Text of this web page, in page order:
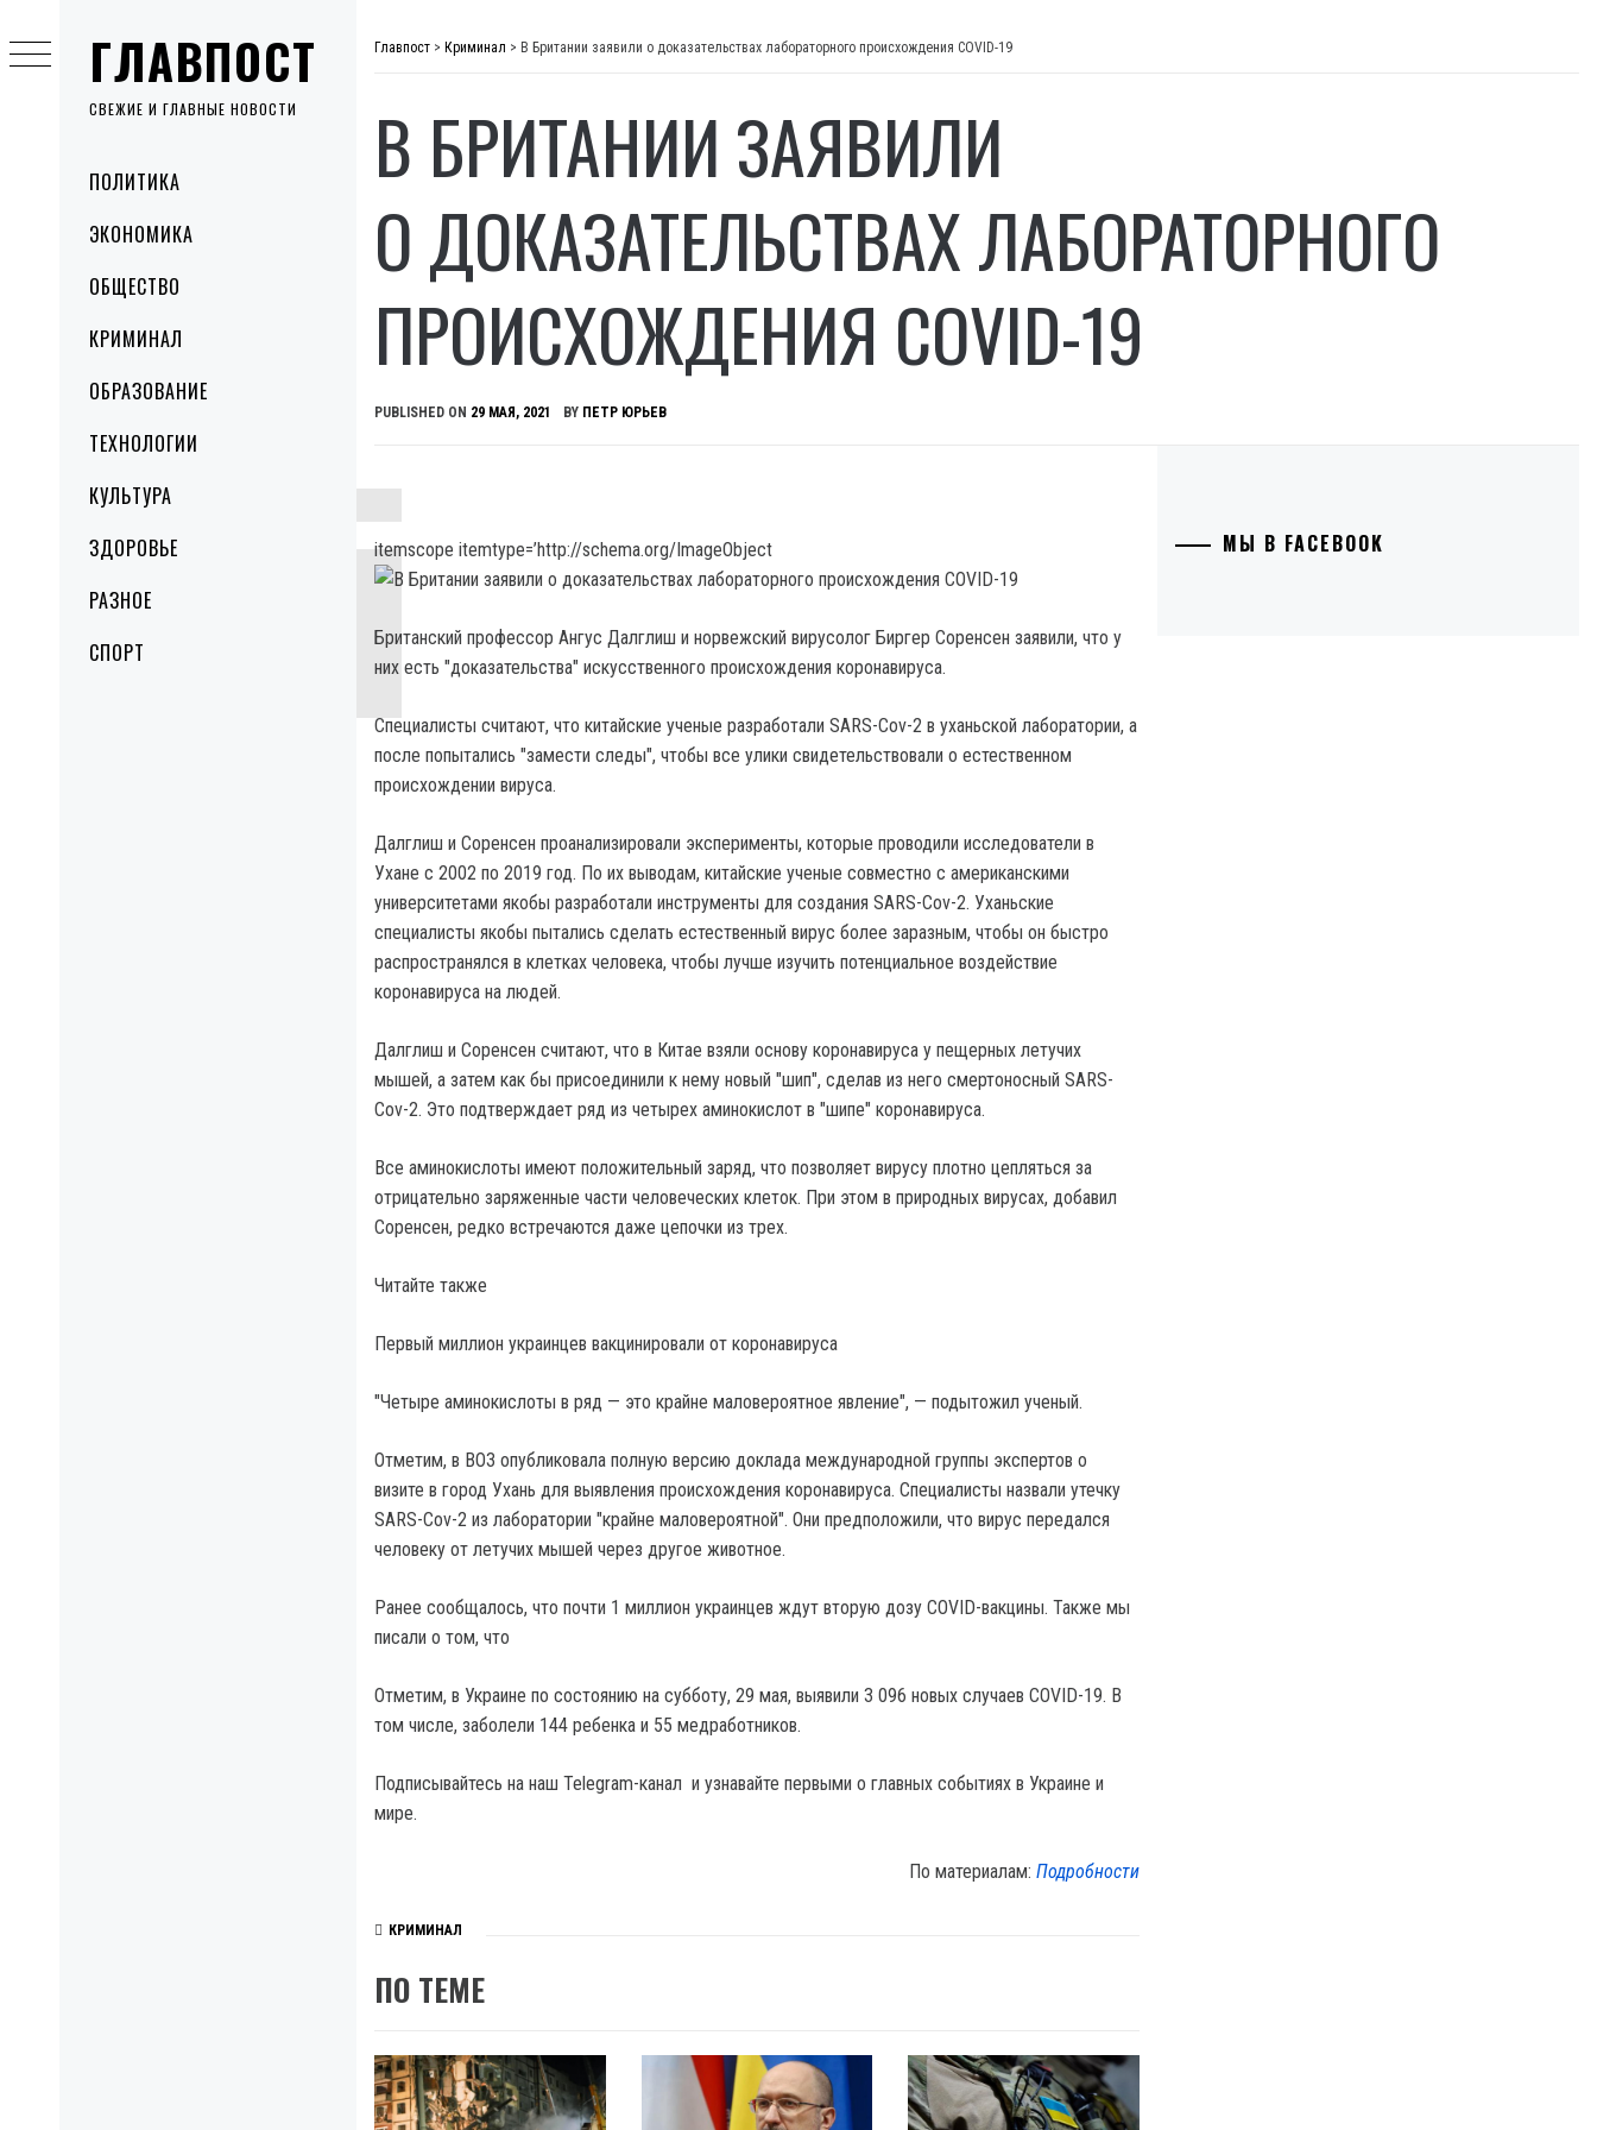
ГЛАВПОСТ
СВЕЖИЕ И ГЛАВНЫЕ НОВОСТИ
MenuПОЛИТИКА
ЭКОНОМИКА
ОБЩЕСТВО
КРИМИНАЛ
ОБРАЗОВАНИЕ
ТЕХНОЛОГИИ
КУЛЬТУРА
ЗДОРОВЬЕ
РАЗНОЕ
СПОРТ
to
content
Главпост > Криминал > В Британии заявили о доказательствах лабораторного происхождения COVID-19
В БРИТАНИИ ЗАЯВИЛИ
О ДОКАЗАТЕЛЬСТВАХ ЛАБОРАТОРНОГО
ПРОИСХОЖДЕНИЯ COVID-19
PUBLISHED ON 29 МАЯ, 2021 BY ПЕТР ЮРЬЕВ
itemscope itemtype=’http://schema.org/ImageObject
Британский профессор Ангус Далглиш и норвежский вирусолог Биргер Соренсен заявили, что у
них есть "доказательства" искусственного происхождения коронавируса.
Специалисты считают, что китайские ученые разработали SARS-Cov-2 в уханьской лаборатории, а
после попытались "замести следы", чтобы все улики свидетельствовали о естественном
происхождении вируса.
Далглиш и Соренсен проанализировали эксперименты, которые проводили исследователи в
Ухане с 2002 по 2019 год. По их выводам, китайские ученые совместно с американскими
университетами якобы разработали инструменты для создания SARS-Cov-2. Уханьские
специалисты якобы пытались сделать естественный вирус более заразным, чтобы он быстро
распространялся в клетках человека, чтобы лучше изучить потенциальное воздействие
коронавируса на людей.
Далглиш и Соренсен считают, что в Китае взяли основу коронавируса у пещерных летучих
мышей, а затем как бы присоединили к нему новый "шип", сделав из него смертоносный SARS-
Cov-2. Это подтверждает ряд из четырех аминокислот в "шипе" коронавируса.
Все аминокислоты имеют положительный заряд, что позволяет вирусу плотно цепляться за
отрицательно заряженные части человеческих клеток. При этом в природных вирусах, добавил
Соренсен, редко встречаются даже цепочки из трех.
Читайте также
Первый миллион украинцев вакцинировали от коронавируса
"Четыре аминокислоты в ряд — это крайне маловероятное явление", — подытожил ученый.
Отметим, в ВОЗ опубликовала полную версию доклада международной группы экспертов о
визите в город Ухань для выявления происхождения коронавируса. Специалисты назвали утечку
SARS-Cov-2 из лаборатории "крайне маловероятной". Они предположили, что вирус передался
человеку от летучих мышей через другое животное.
Ранее сообщалось, что почти 1 миллион украинцев ждут вторую дозу COVID-вакцины. Также мы
писали о том, что
Отметим, в Украине по состоянию на субботу, 29 мая, выявили 3 096 новых случаев COVID-19. В
том числе, заболели 144 ребенка и 55 медработников.
Подписывайтесь на наш Telegram-канал и узнавайте первыми о главных событиях в Украине и
мире.
По материалам:Подробности
КРИМИНАЛ
ПО ТЕМЕ
МЫ В FACEBOOK